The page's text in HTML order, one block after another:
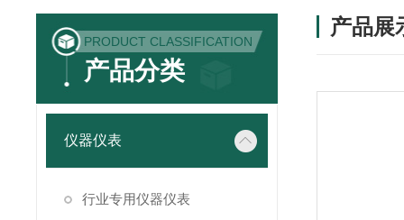
PRODUCT CLASSIFICATION
产品分类
仪器仪表
行业专用仪器仪表
产品展